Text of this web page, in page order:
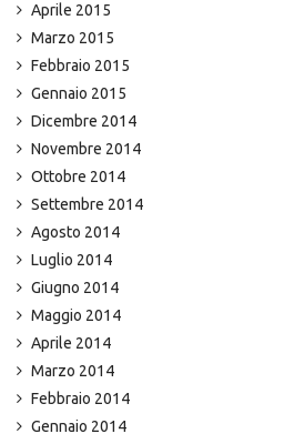
Aprile 2015
Marzo 2015
Febbraio 2015
Gennaio 2015
Dicembre 2014
Novembre 2014
Ottobre 2014
Settembre 2014
Agosto 2014
Luglio 2014
Giugno 2014
Maggio 2014
Aprile 2014
Marzo 2014
Febbraio 2014
Gennaio 2014